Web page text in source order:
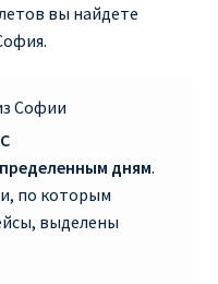
PASS
вы найдете
Софии
дням.
по которым
выделены